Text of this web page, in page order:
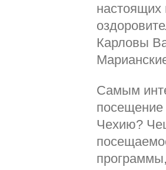
Карловы
Самым
посещение
Чехию?